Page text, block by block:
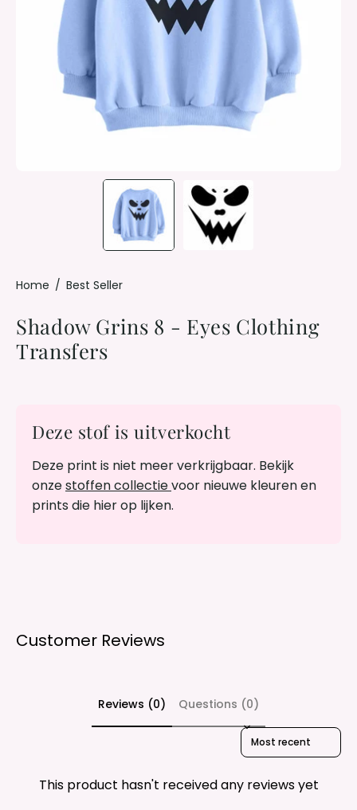
Home / Best Seller
Shadow Grins 8 - Eyes Clothing
Transfers
Deze stof is uitverkocht
Deze print is niet meer verkrijgbaar. Bekijk
onzestoffen collectievoor nieuwe kleuren en
prints die hier op lijken.
Customer Reviews
Reviews (0) Questions (0)
Sort reviews by
This product hasn't received any reviews yet